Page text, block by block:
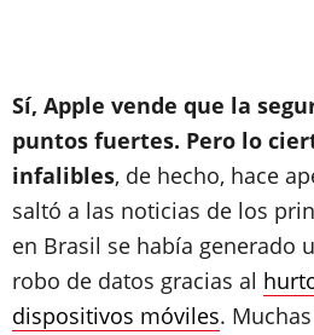
Sí, Apple vende que la
puntos fuertes. Pero lo
infalibles, de hecho, hace
saltó a las noticias de los
en Brasil se había generado
robo de datos gracias al
dispositivos móviles.